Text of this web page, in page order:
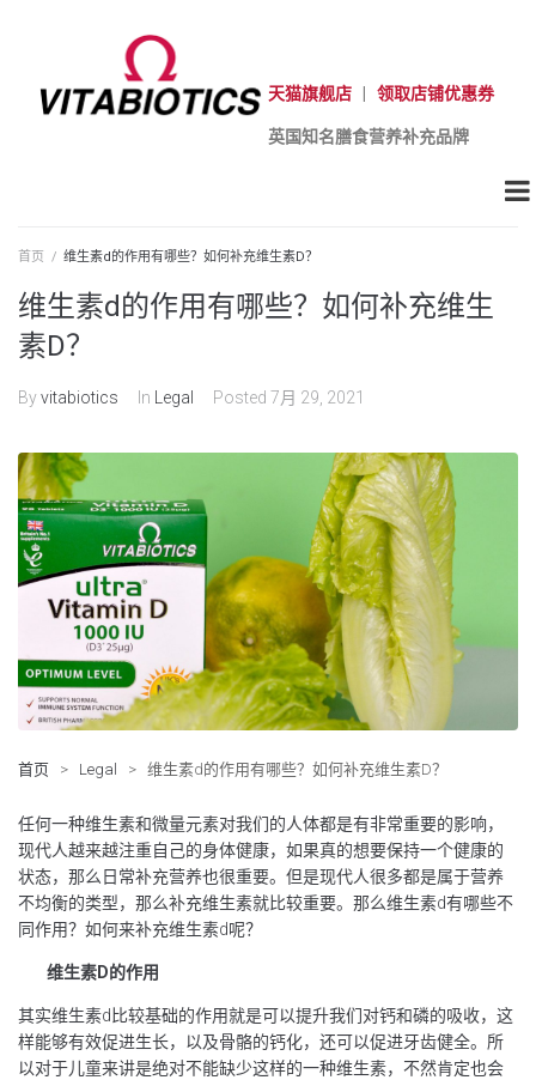
天猫旗舰店 领取店铺优惠券
英国知名膳食营养补充品牌
首页 / 维生素d的作用有哪些？如何补充维生素D？
维生素d的作用有哪些？如何补充维生
素D？
Byvitabiotics In Legal Posted 7月 29, 2021
首页 > Legal > 维生素d的作用有哪些？如何补充维生素D？
任何一种维生素和微量元素对我们的人体都是有非常重要的影响，
现代人越来越注重自己的身体健康，如果真的想要保持一个健康的
状态，那么日常补充营养也很重要。但是现代人很多都是属于营养
不均衡的类型，那么补充维生素就比较重要。那么维生素d有哪些不
同作用？如何来补充维生素d呢？
维生素D的作用
其实维生素d比较基础的作用就是可以提升我们对钙和磷的吸收，这
样能够有效促进生长，以及骨骼的钙化，还可以促进牙齿健全。所
以对于儿童来讲是绝对不能缺少这样的一种维生素，不然肯定也会